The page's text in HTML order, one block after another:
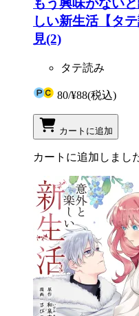
もう興味がない
しい新生活【タ
見(2)
タテ読み
80/¥88(税込)
カートに追加
カートに追加しまし